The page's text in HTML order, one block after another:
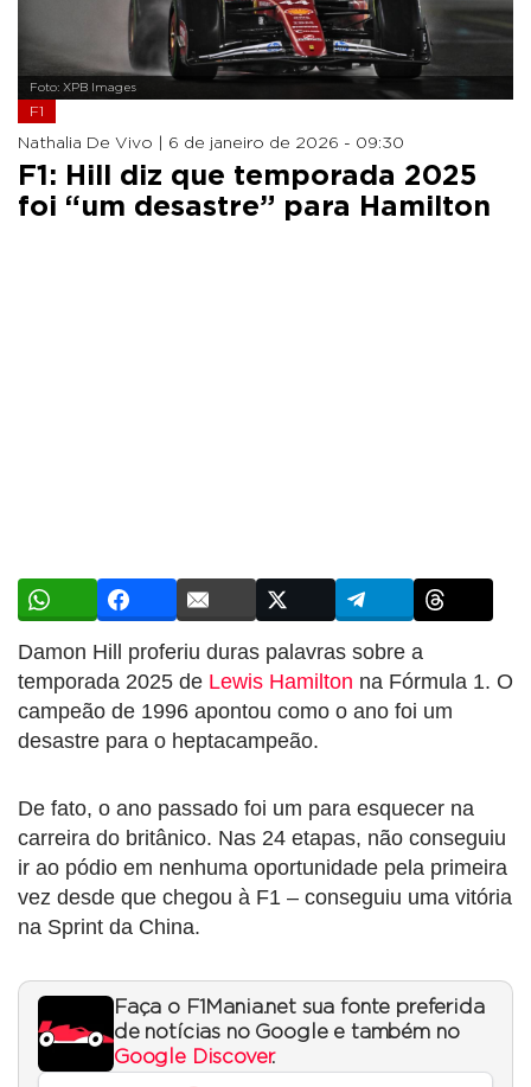
Foto: XPB Images
F1
Nathalia De Vivo | 6 de janeiro de 2026 - 09:30
F1: Hill diz que temporada 2025
foi “um desastre” para Hamilton
Damon Hill proferiu duras palavras sobre a
temporada 2025 de Lewis Hamilton na Fórmula 1. O
campeão de 1996 apontou como o ano foi um
desastre para o heptacampeão.
De fato, o ano passado foi um para esquecer na
carreira do britânico. Nas 24 etapas, não conseguiu
ir ao pódio em nenhuma oportunidade pela primeira
vez desde que chegou à F1 – conseguiu uma vitória
na Sprint da China.
Faça o F1Mania.net sua fonte preferida
de notícias no Google e também no
Google Discover.